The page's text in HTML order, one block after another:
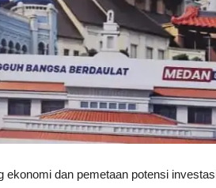
ekonomi dan pemetaan potensi